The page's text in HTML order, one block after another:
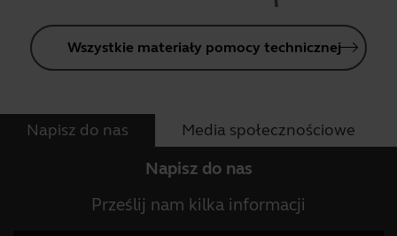
Wszystkie materiały pomocy technicznej
Napisz do nas Media społecznościowe
Napisz do nas
Prześlij nam kilka informacji